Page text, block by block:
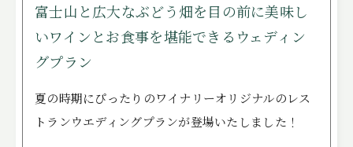
富士山と広大なぶどう畑を目の前に美味し
いワインとお食事を堪能できるウェディン
グプラン
夏の時期にぴったりのワイナリーオリジナルのレス
トランウエディングプランが登場いたしました！